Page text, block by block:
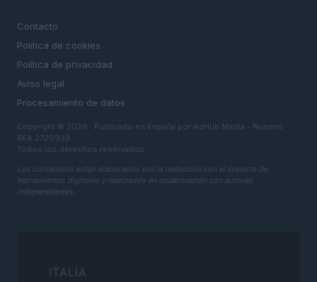
Contacto
Politica de cookies
Política de privacidad
Aviso legal
Procesamiento de datos
Copyright © 2026 · Publicado en España por AdHub Media - Numero
REA 2729933
Todos los derechos reservados
Los contenidos están elaborados por la redacción con el soporte de
herramientas digitales y realizados en colaboración con autores
independientes.
ITALIA